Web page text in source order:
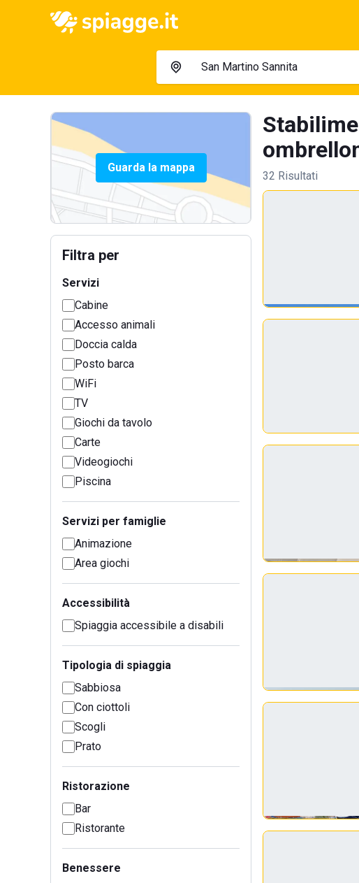
Guarda la mappa
Filtra per
Servizi
Cabine
Accesso animali
Doccia calda
Posto barca
WiFi
TV
Giochi da tavolo
Carte
Videogiochi
Piscina
Servizi per famiglie
Animazione
Area giochi
Accessibilità
Spiaggia accessibile a disabili
Tipologia di spiaggia
Sabbiosa
Con ciottoli
Scogli
Prato
Ristorazione
Bar
Ristorante
Benessere
32 Risultati